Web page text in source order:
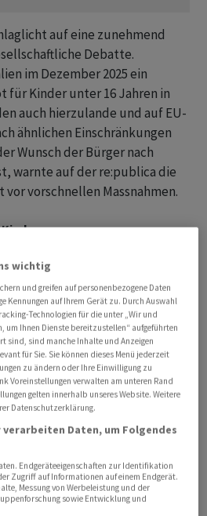
auf eine zunehmend
Debatte.
im Dezember 2025 ein
für Kinder unter 16 Jahren in
auch hierzulande und auf EU-
ähnlichen Einschränkungen
Wunsch der Bürger nach
warnte auf der re:publica die
vor vorschnellen Massnahmen.
ein differenziertes
zu einem Verbot
Altersgrenze ab.
unter 14-Jährige auf breite
die Befürwortung mit
ab. Für die Altersgruppe der
sich das Blatt komplett: Hier
ein Verbot als dafür.
wichtig
und greifen auf personenbezogene Daten
Kennungen auf Ihrem Gerät zu. Durch Auswahl
Technologien für die unter „Wir und
um Ihnen Dienste bereitzustellen“ aufgeführten
sind, sind manche Inhalte und Anzeigen
für Sie. Sie können dieses Menü jederzeit
zu ändern oder Ihre Einwilligung zu
Voreinstellungen verwalten am unteren Rand
gelten innerhalb unseres Website. Weitere
Datenschutzerklärung.
Daten, um Folgendes
Endgeräteeigenschaften zur Identifikation
Zugriff auf Informationen auf einem Endgerät.
Messung von Werbeleistung und der
sowie Entwicklung und